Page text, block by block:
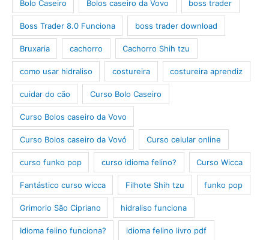
Bolo Caseiro Bolos caseiro da Vovo boss trader
Boss Trader 8.0 Funciona boss trader download
Bruxaria cachorro Cachorro Shih tzu
como usar hidraliso costureira costureira aprendiz
cuidar do cão Curso Bolo Caseiro
Curso Bolos caseiro da Vovo
Curso Bolos caseiro da Vovó Curso celular online
curso funko pop curso idioma felino? Curso Wicca
Fantástico curso wicca Filhote Shih tzu funko pop
Grimorio São Cipriano hidraliso funciona
Idioma felino funciona? idioma felino livro pdf